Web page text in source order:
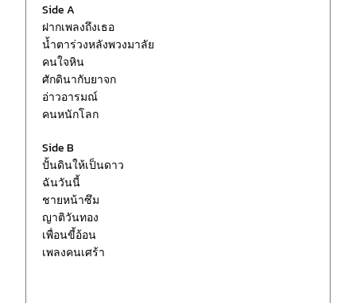
Side A
ฝากเพลงถึงเธอ
น้ำตาร่วงหลังพวงมาลัย
คนใจหิน
ศักดินากับยาจก
อ่าวอารมณ์
คนหนักโลก
Side B
ปั้นดินให้เป็นดาว
ฉันวันนี้
ชายหน้าซึม
ญาติวันทอง
เพื่อนขี้อ้อน
เพลงคนเศร้า